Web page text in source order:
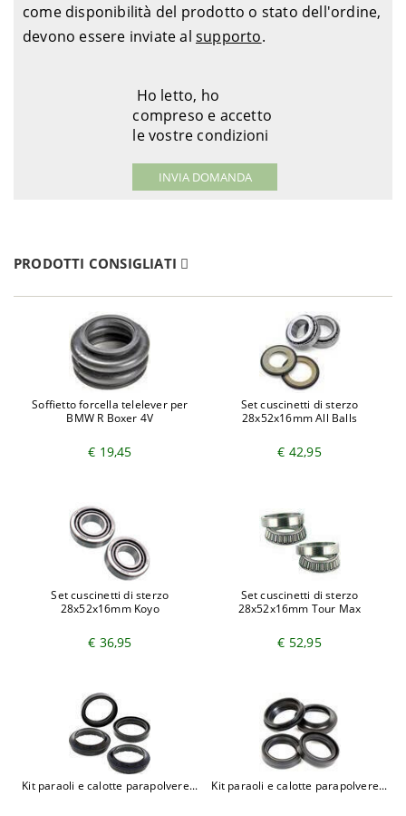
come disponibilità del prodotto o stato dell'ordine,
devono essere inviate al supporto.
Ho letto, ho
compreso e accetto
le vostre condizioni
PRODOTTI CONSIGLIATI
Soffietto forcella telelever per
BMW R Boxer 4V
€ 19,45
Set cuscinetti di sterzo
28x52x16mm All Balls
€ 42,95
Set cuscinetti di sterzo
28x52x16mm Koyo
€ 36,95
Set cuscinetti di sterzo
28x52x16mm Tour Max
€ 52,95
Kit paraoli e calotte parapolvere... Kit paraoli e calotte parapolvere...